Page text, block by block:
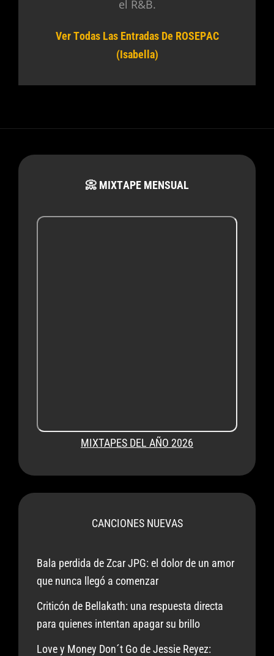
el R&B.
Ver Todas Las Entradas De ROSEPAC
(Isabella)
📀 MIXTAPE MENSUAL
MIXTAPES DEL AÑO 2026
CANCIONES NUEVAS
Bala perdida de Zcar JPG: el dolor de un amor
que nunca llegó a comenzar
Criticón de Bellakath: una respuesta directa
para quienes intentan apagar su brillo
Love y Money Don´t Go de Jessie Reyez: